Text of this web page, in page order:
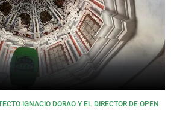
La rosa de los vientos
Gente viajera
Como el perro y el
Caso
Retornados
Equipo de
Operación Viuda
Extremadura
Galicia
La Rioja
Navarra
País Vasco
Virales
Televisión
Elecciones
IGNACIO DORAO Y EL DIRECTOR DE OPEN